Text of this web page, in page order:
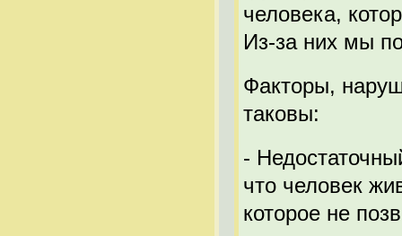
человека,
Из-за них мы
Факторы,
таковы:
-
что человек
которое не